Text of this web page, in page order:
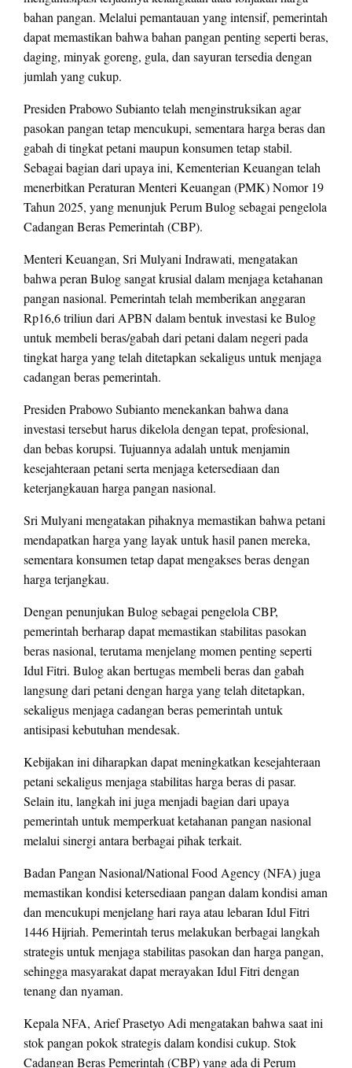
bahan pangan. Melalui pemantauan yang intensif, pemerintah
dapat memastikan bahwa bahan pangan penting seperti beras,
daging, minyak goreng, gula, dan sayuran tersedia dengan
jumlah yang cukup.
Presiden Prabowo Subianto telah menginstruksikan agar
pasokan pangan tetap mencukupi, sementara harga beras dan
gabah di tingkat petani maupun konsumen tetap stabil.
Sebagai bagian dari upaya ini, Kementerian Keuangan telah
menerbitkan Peraturan Menteri Keuangan (PMK) Nomor 19
Tahun 2025, yang menunjuk Perum Bulog sebagai pengelola
Cadangan Beras Pemerintah (CBP).
Menteri Keuangan, Sri Mulyani Indrawati, mengatakan
bahwa peran Bulog sangat krusial dalam menjaga ketahanan
pangan nasional. Pemerintah telah memberikan anggaran
Rp16,6 triliun dari APBN dalam bentuk investasi ke Bulog
untuk membeli beras/gabah dari petani dalam negeri pada
tingkat harga yang telah ditetapkan sekaligus untuk menjaga
cadangan beras pemerintah.
Presiden Prabowo Subianto menekankan bahwa dana
investasi tersebut harus dikelola dengan tepat, profesional,
dan bebas korupsi. Tujuannya adalah untuk menjamin
kesejahteraan petani serta menjaga ketersediaan dan
keterjangkauan harga pangan nasional.
Sri Mulyani mengatakan pihaknya memastikan bahwa petani
mendapatkan harga yang layak untuk hasil panen mereka,
sementara konsumen tetap dapat mengakses beras dengan
harga terjangkau.
Dengan penunjukan Bulog sebagai pengelola CBP,
pemerintah berharap dapat memastikan stabilitas pasokan
beras nasional, terutama menjelang momen penting seperti
Idul Fitri. Bulog akan bertugas membeli beras dan gabah
langsung dari petani dengan harga yang telah ditetapkan,
sekaligus menjaga cadangan beras pemerintah untuk
antisipasi kebutuhan mendesak.
Kebijakan ini diharapkan dapat meningkatkan kesejahteraan
petani sekaligus menjaga stabilitas harga beras di pasar.
Selain itu, langkah ini juga menjadi bagian dari upaya
pemerintah untuk memperkuat ketahanan pangan nasional
melalui sinergi antara berbagai pihak terkait.
Badan Pangan Nasional/National Food Agency (NFA) juga
memastikan kondisi ketersediaan pangan dalam kondisi aman
dan mencukupi menjelang hari raya atau lebaran Idul Fitri
1446 Hijriah. Pemerintah terus melakukan berbagai langkah
strategis untuk menjaga stabilitas pasokan dan harga pangan,
sehingga masyarakat dapat merayakan Idul Fitri dengan
tenang dan nyaman.
Kepala NFA, Arief Prasetyo Adi mengatakan bahwa saat ini
stok pangan pokok strategis dalam kondisi cukup. Stok
Cadangan Beras Pemerintah (CBP) yang ada di Perum